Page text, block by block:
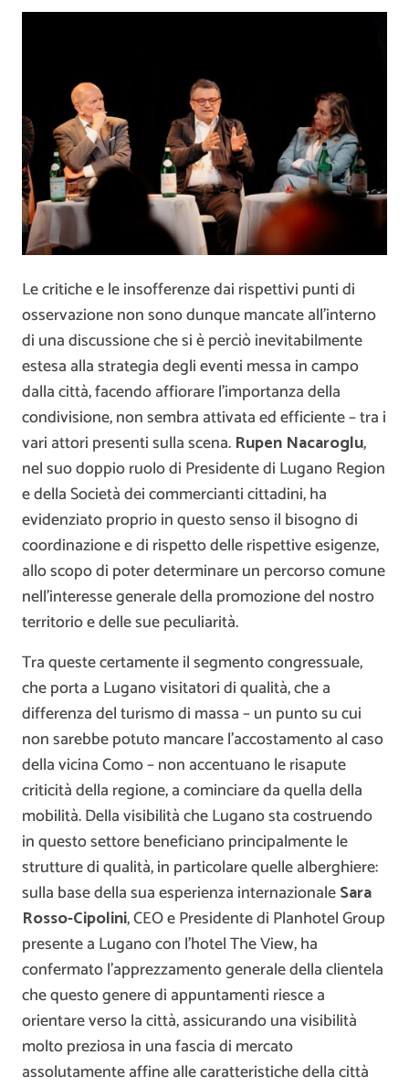
Le critiche e le insofferenze dai rispettivi punti di
osservazione non sono dunque mancate all’interno
di una discussione che si è perciò inevitabilmente
estesa alla strategia degli eventi messa in campo
dalla città, facendo affiorare l’importanza della
condivisione, non sembra attivata ed efficiente – tra i
vari attori presenti sulla scena. Rupen Nacaroglu,
nel suo doppio ruolo di Presidente di Lugano Region
e della Società dei commercianti cittadini, ha
evidenziato proprio in questo senso il bisogno di
coordinazione e di rispetto delle rispettive esigenze,
allo scopo di poter determinare un percorso comune
nell’interesse generale della promozione del nostro
territorio e delle sue peculiarità.
Tra queste certamente il segmento congressuale,
che porta a Lugano visitatori di qualità, che a
differenza del turismo di massa – un punto su cui
non sarebbe potuto mancare l’accostamento al caso
della vicina Como – non accentuano le risapute
criticità della regione, a cominciare da quella della
mobilità. Della visibilità che Lugano sta costruendo
in questo settore beneficiano principalmente le
strutture di qualità, in particolare quelle alberghiere:
sulla base della sua esperienza internazionaleSara
Rosso-Cipolini, CEO e Presidente di Planhotel Group
presente a Lugano con l’hotel The View, ha
confermato l’apprezzamento generale della clientela
che questo genere di appuntamenti riesce a
orientare verso la città, assicurando una visibilità
molto preziosa in una fascia di mercato
assolutamente affine alle caratteristiche della città